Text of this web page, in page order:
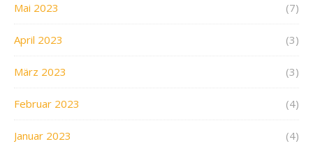
Mai 2023 (7)
April 2023 (3)
März 2023 (3)
Februar 2023 (4)
Januar 2023 (4)